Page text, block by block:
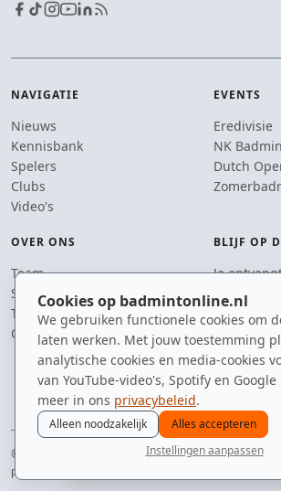
Cookies op badmintonline.nl
We gebruiken functionele cookies om
laten werken. Met jouw toestemming
analytische cookies en media-cookies
van YouTube-video's, Spotify en Google
meer in ons privacybeleid.
Alleen noodzakelijk
Alles accepteren
Instellingen aanpassen
NAVIGATIE
Nieuws
Kennisbank
Spelers
Clubs
Video's
EVENTS
Eredivisie
NK
Dutch
OVER ONS
Team
Supporters
Tip de redactie
Contact
BLIJF OP
Je
jaar een
laatste
E-
© 2010–2026 badmintonline.nl · jouw dagelijkse
privacy
spelers ranglijst zomer